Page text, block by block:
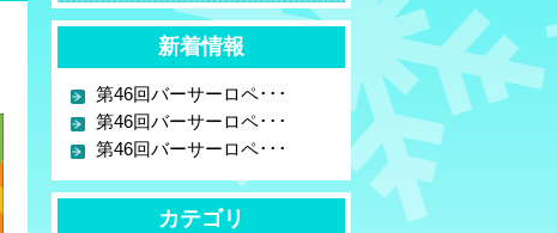
新着情報
第46回バーサーロペ･･･
第46回バーサーロペ･･･
第46回バーサーロペ･･･
カテゴリ